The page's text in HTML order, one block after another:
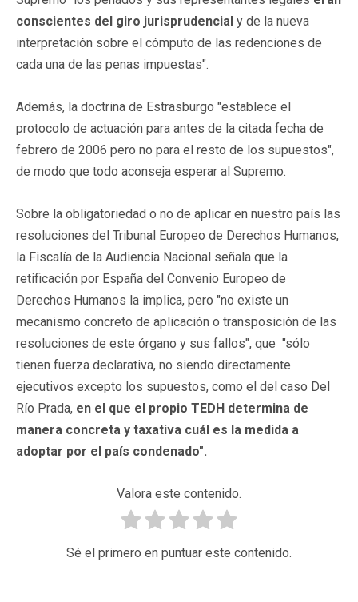
conscientes del giro jurisprudencial y de la nueva
interpretación sobre el cómputo de las redenciones de
cada una de las penas impuestas".
Además, la doctrina de Estrasburgo "establece el
protocolo de actuación para antes de la citada fecha de
febrero de 2006 pero no para el resto de los supuestos",
de modo que todo aconseja esperar al Supremo.
Sobre la obligatoriedad o no de aplicar en nuestro país las
resoluciones del Tribunal Europeo de Derechos Humanos,
la Fiscalía de la Audiencia Nacional señala que la
retificación por España del Convenio Europeo de
Derechos Humanos la implica, pero "no existe un
mecanismo concreto de aplicación o transposición de las
resoluciones de este órgano y sus fallos", que "sólo
tienen fuerza declarativa, no siendo directamente
ejecutivos excepto los supuestos, como el del caso Del
Río Prada, en el que el propio TEDH determina de
manera concreta y taxativa cuál es la medida a
adoptar por el país condenado".
Valora este contenido.
Sé el primero en puntuar este contenido.